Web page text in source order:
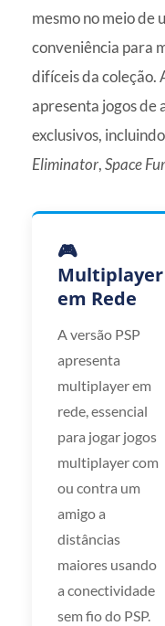
mesmo no meio de
conveniência para
difíceis da coleção.
apresenta jogos de
exclusivos, incluindo
Eliminator,Space
🎮
Multiplayer
em Rede
A versão PSP
apresenta
multiplayer em
rede, essencial
para jogar jogos
multiplayer com
ou contra um
amigo a
distâncias
maiores usando
a conectividade
sem fio do PSP.